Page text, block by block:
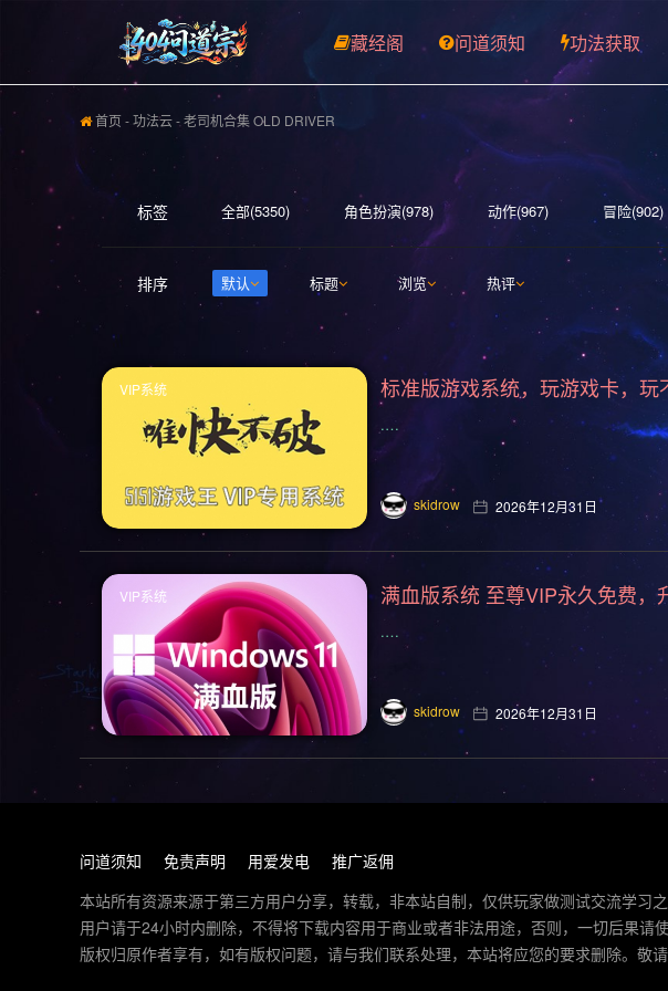
藏经阁 问道须知 功法获取
首页-功法云- 老司机合集 OLD DRIVER
标签 全部(5350) 角色扮演(978) 动作(967) 冒险(902)
3D(351) 合作(350) 女性主角(332)
日系游戏(278) 暴力(278) 氛围(277) 独立(269)
平台游戏(222) 即时战略(215) 管理(198) 砍杀
动作(176) 驾驶(169) 回合制战斗(168) 第一人称
横向滚屏(155) 卡通风格(155) 回合制(152) 欢
枪战射击(126) 剧情(125) 赛车竞速(124) 彩色
悬疑(113) 第三人称视角(110) 拟真(107) 二维
角色自定义(101) 像素(100)
魂系列(93) 策略(90) 动作角色扮演(88)
军
互动小说(51) 策略战争(50) 外星人(50) 喜剧(50)
魔法(48) 风格化(48) 恋爱养成(46) 物理(46)
排序 默认 标题 浏览 热评
VIP系统
.…
skidrow 2026年12月31日
VIP系统 满血版系统 至尊VIP永久免费，
.…
skidrow 2026年12月31日
问道须知 免责声明 用爱发电
推广返佣
本站所有资源来源于第三方用户分享，转载，非本站自制，仅供玩家做测试交流学习之
用户请于24小时内删除，不得将下载内容用于商业或者非法用途，否则，一切后果请使
版权归原作者享有，如有版权问题，请与我们联系处理，本站将应您的要求删除。敬